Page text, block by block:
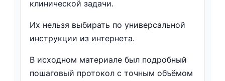
клинической задачи.
Их нельзя выбирать по универсальной
инструкции из интернета.
В исходном материале был подробный
пошаговый протокол с точным объёмом